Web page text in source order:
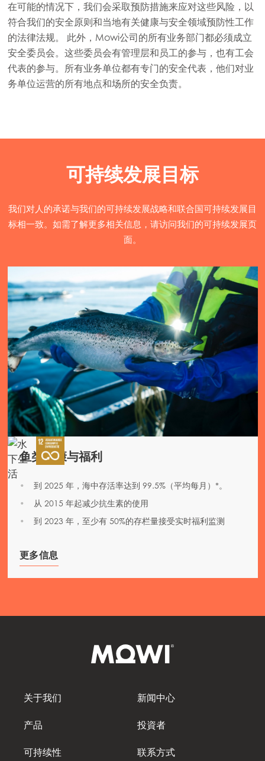
Mowi Spain
Mowi Turkey
Americas
Mowi Chile
在可能的情况下，我们会采取预防措施来应对这些风险，以
符合我们的安全原则和当地有关健康与安全领域预防性工作
的法律法规。 此外，Mowi公司的所有业务部门都必须成立
安全委员会。这些委员会有管理层和员工的参与，也有工会
代表的参与。所有业务单位都有专门的安全代表，他们对业
务单位运营的所有地点和场所的安全负责。
可持续发展目标
我们对人的承诺与我们的可持续发展战略和联合国可持续发展目
标相一致。如需了解更多相关信息，请访问我们的可持续发展页
面。
鱼类健康与福利
到 2025 年，海中存活率达到 99.5%（平均每月）*。
从 2015 年起减少抗生素的使用
到 2023 年，至少有 50%的存栏量接受实时福利监测
更多信息
关于我们
产品
可持续性
新闻中心
投資者
联系方式